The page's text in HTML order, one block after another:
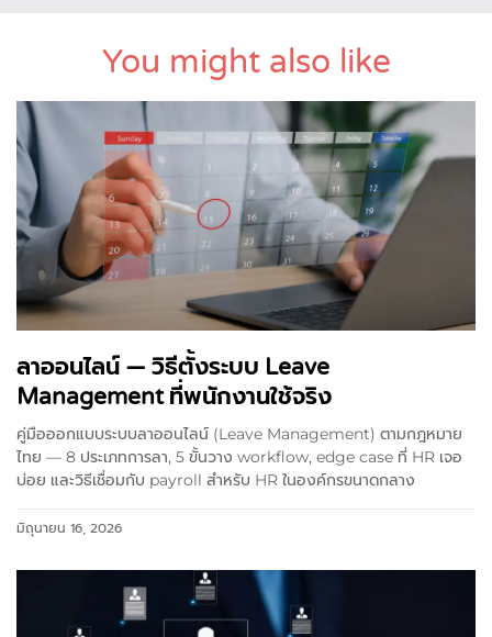
You might also like
ลาออนไลน์ — วิธีตั้งระบบ Leave
Management ที่พนักงานใช้จริง
คู่มือออกแบบระบบลาออนไลน์ (Leave Management) ตามกฎหมาย
ไทย — 8 ประเภทการลา, 5 ขั้นวาง workflow, edge case ที่ HR เจอ
บ่อย และวิธีเชื่อมกับ payroll สำหรับ HR ในองค์กรขนาดกลาง
มิถุนายน 16, 2026